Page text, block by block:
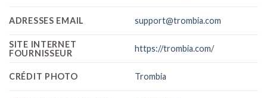
ADRESSES EMAIL support@trombia.com
SITE INTERNET
FOURNISSEUR
https://trombia.com/
CRÉDIT PHOTO Trombia